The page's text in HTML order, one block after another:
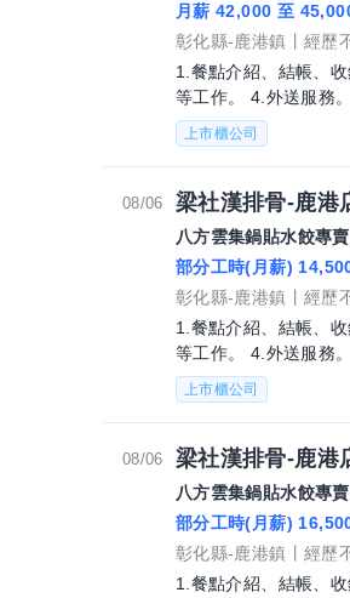
月薪 42,000 至
彰化縣-鹿港鎮
經歷
1.餐點介紹、結帳、
等工作。 4.外送服務
上市櫃公司
08/06 梁社漢排骨-鹿港
八方雲集鍋貼水餃專
部分工時(月薪)
彰化縣-鹿港鎮
經歷
1.餐點介紹、結帳、
等工作。 4.外送服務
上市櫃公司
08/06 梁社漢排骨-鹿港
八方雲集鍋貼水餃專
部分工時(月薪)
彰化縣-鹿港鎮
經歷
1.餐點介紹、結帳、